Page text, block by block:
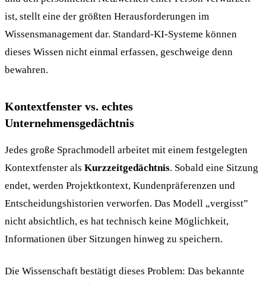
ist, stellt eine der größten Herausforderungen im
Wissensmanagement dar. Standard-KI-Systeme können
dieses Wissen nicht einmal erfassen, geschweige denn
bewahren.
Kontextfenster vs. echtes
Unternehmensgedächtnis
Jedes große Sprachmodell arbeitet mit einem festgelegten
Kontextfenster als Kurzzeitgedächtnis. Sobald eine Sitzung
endet, werden Projektkontext, Kundenpräferenzen und
Entscheidungshistorien verworfen. Das Modell „vergisst”
nicht absichtlich, es hat technisch keine Möglichkeit,
Informationen über Sitzungen hinweg zu speichern.
Die Wissenschaft bestätigt dieses Problem: Das bekannte